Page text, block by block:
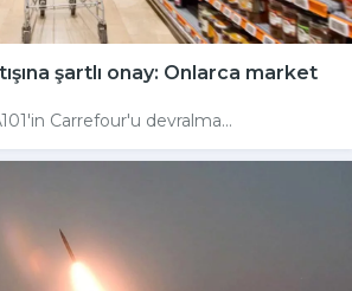
şartlı onay: Onlarca market
Carrefour'u devralma...